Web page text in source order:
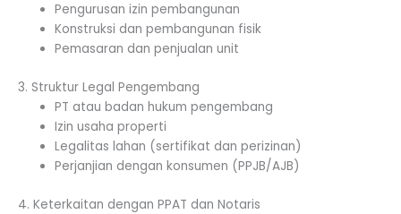
Pengurusan izin pembangunan
Konstruksi dan pembangunan fisik
Pemasaran dan penjualan unit
3. Struktur Legal Pengembang
PT atau badan hukum pengembang
Izin usaha properti
Legalitas lahan (sertifikat dan perizinan)
Perjanjian dengan konsumen (PPJB/AJB)
4. Keterkaitan dengan PPAT dan Notaris